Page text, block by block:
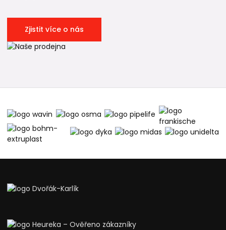
Zjistit více o nás